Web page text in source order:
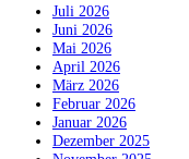
Juli 2026
Juni 2026
Mai 2026
April 2026
März 2026
Februar 2026
Januar 2026
Dezember 2025